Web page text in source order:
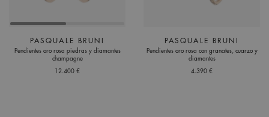
PASQUALE BRUNI
Pendientes oro rosa piedras y diamantes
champagne
12.400 €
PASQUALE BRUNI
Pendientes oro rosa con granates, cuarzo y
diamantes
4.390 €